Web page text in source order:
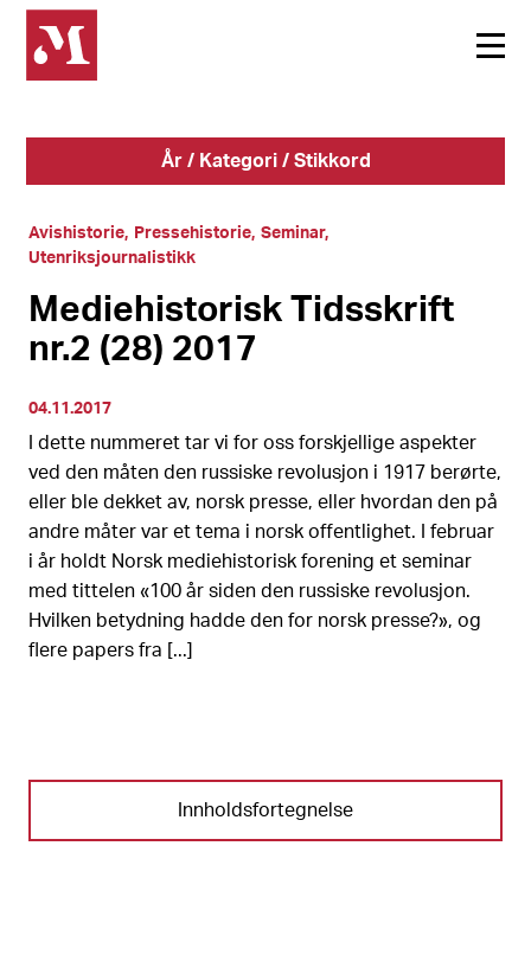
Avishistorie Pressehistorie Seminar
Utenriksjournalistikk
Mediehistorisk Tidsskrift
nr.2 (28) 2017
04.11.2017
I dette nummeret tar vi for oss forskjellige aspekter
ved den måten den russiske revolusjon i 1917 berørte,
eller ble dekket av, norsk presse, eller hvordan den på
andre måter var et tema i norsk offentlighet. I februar
i år holdt Norsk mediehistorisk forening et seminar
med tittelen «100 år siden den russiske revolusjon.
Hvilken betydning hadde den for norsk presse?», og
flere papers fra [...]
Innholdsfortegnelse
År / Kategori / Stikkord